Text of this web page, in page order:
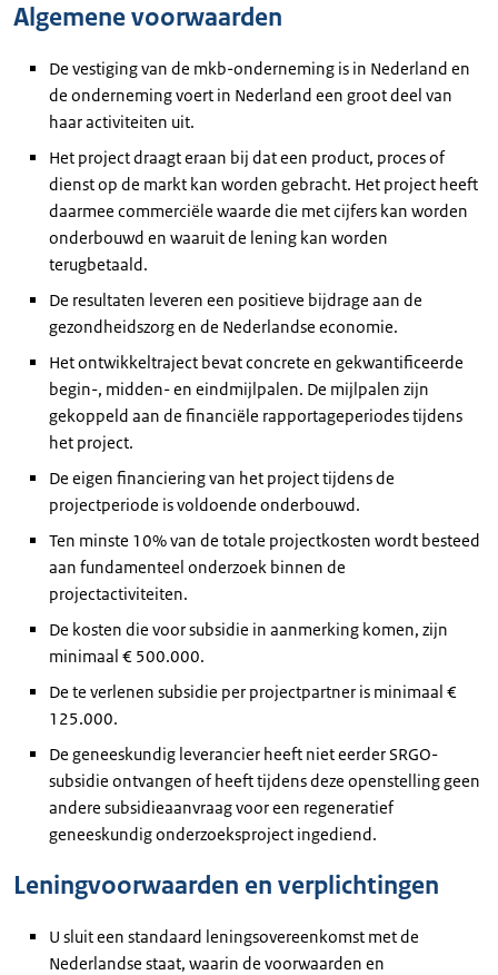
Algemene voorwaarden
De vestiging van de mkb-onderneming is in Nederland en
de onderneming voert in Nederland een groot deel van
haar activiteiten uit.
Het project draagt eraan bij dat een product, proces of
dienst op de markt kan worden gebracht. Het project heeft
daarmee commerciële waarde die met cijfers kan worden
onderbouwd en waaruit de lening kan worden
terugbetaald.
De resultaten leveren een positieve bijdrage aan de
gezondheidszorg en de Nederlandse economie.
Het ontwikkeltraject bevat concrete en gekwantificeerde
begin-, midden- en eindmijlpalen. De mijlpalen zijn
gekoppeld aan de financiële rapportageperiodes tijdens
het project.
De eigen financiering van het project tijdens de
projectperiode is voldoende onderbouwd.
Ten minste 10% van de totale projectkosten wordt besteed
aan fundamenteel onderzoek binnen de
projectactiviteiten.
De kosten die voor subsidie in aanmerking komen, zijn
minimaal € 500.000.
De te verlenen subsidie per projectpartner is minimaal €
125.000.
De geneeskundig leverancier heeft niet eerder SRGO-
subsidie ontvangen of heeft tijdens deze openstelling geen
andere subsidieaanvraag voor een regeneratief
geneeskundig onderzoeksproject ingediend.
Leningvoorwaarden en verplichtingen
U sluit een standaard leningsovereenkomst met de
Nederlandse staat, waarin de voorwaarden en